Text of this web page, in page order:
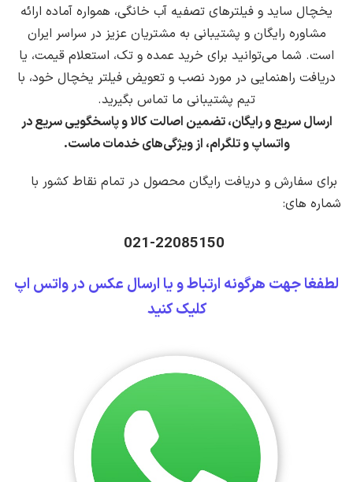
یخچال ساید و فیلترهای تصفیه آب خانگی، همواره آماده ارائه
مشاوره رایگان و پشتیبانی به مشتریان عزیز در سراسر ایران
است. شما می‌توانید برای خرید عمده و تک، استعلام قیمت، یا
دریافت راهنمایی در مورد نصب و تعویض فیلتر یخچال خود، با
تیم پشتیبانی ما تماس بگیرید.
ارسال سریع و رایگان، تضمین اصالت کالا و پاسخگویی سریع در
واتساپ و تلگرام، از ویژگی‌های خدمات ماست.
برای سفارش و دریافت رایگان محصول در تمام نقاط کشور با
شماره های:
021-22085150
لطفغا جهت هرگونه ارتباط و یا ارسال عکس در واتس اپ
کلیک کنید